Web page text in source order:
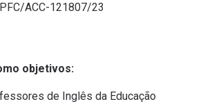
ACC-121807/23
objetivos:
de Inglês da Educação